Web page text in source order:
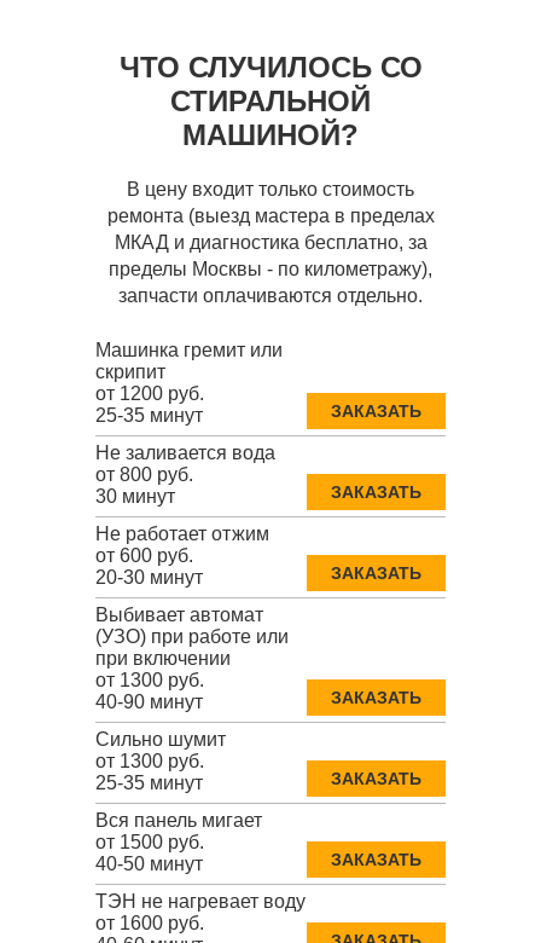
ЧТО СЛУЧИЛОСЬ СО
СТИРАЛЬНОЙ
МАШИНОЙ?
В цену входит только стоимость
ремонта (выезд мастера в пределах
МКАД и диагностика бесплатно, за
пределы Москвы - по километражу),
запчасти оплачиваются отдельно.
Машинка гремит или
скрипит
от 1200 руб.
25-35 минут
ЗАКАЗАТЬ
Не заливается вода
от 800 руб.
30 минут
ЗАКАЗАТЬ
Не работает отжим
от 600 руб.
20-30 минут
ЗАКАЗАТЬ
Выбивает автомат
(УЗО) при работе или
при включении
от 1300 руб.
40-90 минут
ЗАКАЗАТЬ
Сильно шумит
от 1300 руб.
25-35 минут
ЗАКАЗАТЬ
Вся панель мигает
от 1500 руб.
40-50 минут
ЗАКАЗАТЬ
ТЭН не нагревает воду
от 1600 руб.